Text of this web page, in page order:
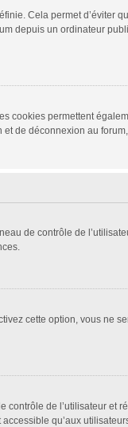
Cela permet d’éviter
depuis un ordinateur
permettent
de déconnexion au
de contrôle de
cette option, vous ne
de l’utilisateur et
qu’aux